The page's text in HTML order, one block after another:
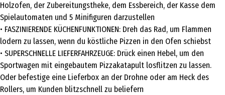
Holzofen, der Zubereitungstheke, dem Essbereich, der Kasse dem
Spielautomaten und 5 Minifiguren darzustellen
• FASZINIERENDE KÜCHENFUNKTIONEN: Dreh das Rad, um Flammen
lodern zu lassen, wenn du köstliche Pizzen in den Ofen schiebst
• SUPERSCHNELLE LIEFERFAHRZEUGE: Drück einen Hebel, um den
Sportwagen mit eingebautem Pizzakatapult losflitzen zu lassen.
Oder befestige eine Lieferbox an der Drohne oder am Heck des
Rollers, um Kunden blitzschnell zu beliefern